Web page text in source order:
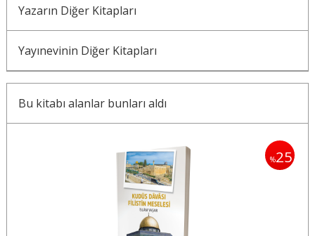
Yazarın Diğer Kitapları
Yayınevinin Diğer Kitapları
Bu kitabı alanlar bunları aldı
%25